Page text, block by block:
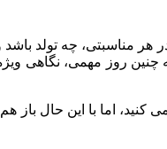
هر مناسبتی، چه تولد
روز مهمی، نگاهی ویژه
اما با این حال